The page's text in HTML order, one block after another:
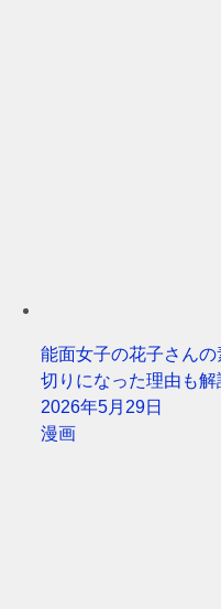
能面女子の花子さん
切りになった理由も解
2026年5月29日
漫画